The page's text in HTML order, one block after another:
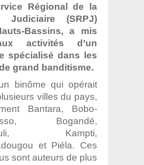
Régional de la
Judiciaire (SRPJ)
Bassins, a mis
activités d’un
spécialisé dans les
grand banditisme.
binôme qui opérait
villes du pays,
Bantara, Bobo-
Bogandé,
Kampti,
et Piéla. Ces
sont auteurs de plus